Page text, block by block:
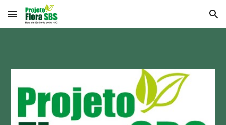
Skip to main content Skip to navigation